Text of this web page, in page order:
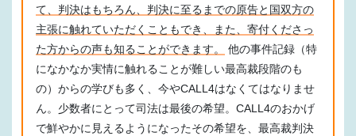
て、判決はもちろん、判決に至るまでの原告と国双方の
主張に触れていただくこともでき、また、寄付くださっ
た方からの声も知ることができます。
他の事件記録（特
になかなか実情に触れることが難しい最高裁段階のも
の）からの学びも多く、今やCALL4はなくてはなりませ
ん。少数者にとって司法は最後の希望。CALL4のおかげ
で鮮やかに見えるようになったその希望を、最高裁判決